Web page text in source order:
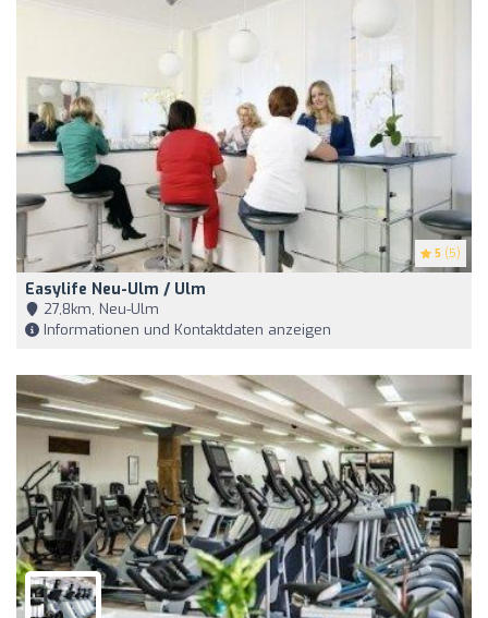
5 (5)
Easylife Neu-Ulm / Ulm
27,8km, Neu-Ulm
Informationen und Kontaktdaten anzeigen